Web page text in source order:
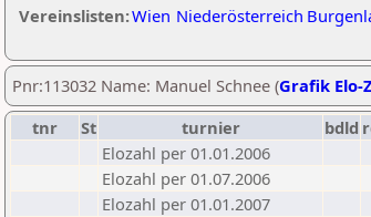
Vereinslisten:Wien Niederösterreich
Pnr:113032 Name: Manuel Schnee (Grafik Elo-
tnr
St turnier bdld
Elozahl per 01.01.2006
Elozahl per 01.07.2006
Elozahl per 01.01.2007